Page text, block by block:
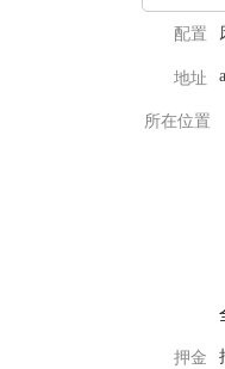
配置
地址
所在位置
押金